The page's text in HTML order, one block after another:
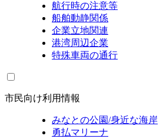
航行時の注意等
船舶動静関係
企業立地関連
港湾周辺企業
特殊車両の通行
市民向け利用情報
みなとの公園/身近な海岸
勇払マリーナ